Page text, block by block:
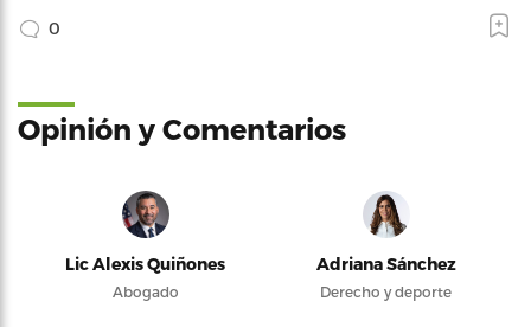
0
Opinión y Comentarios
Lic Alexis Quiñones
Abogado
Adriana Sánchez
Derecho y deporte